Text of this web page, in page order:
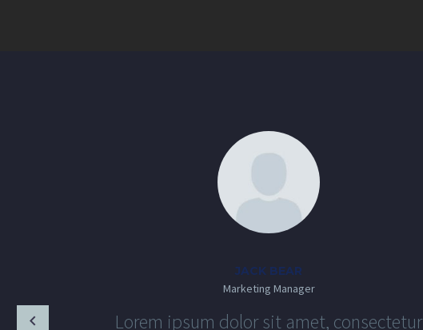
JACK BEAR
Marketing Manager
Lorem ipsum dolor sit amet, consectetur